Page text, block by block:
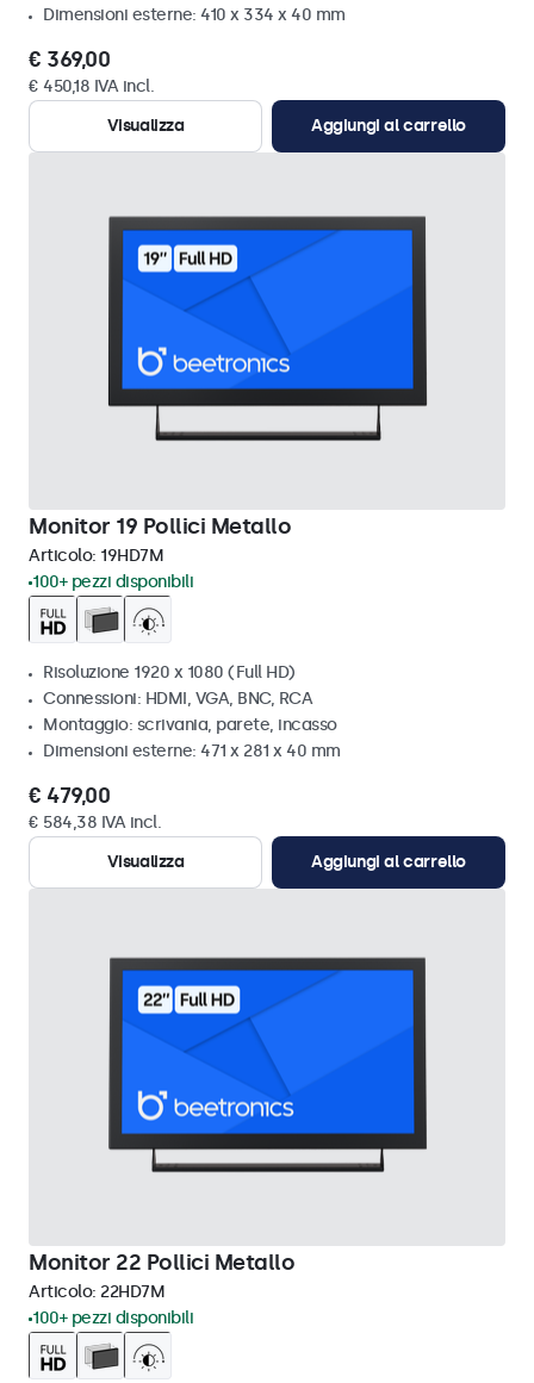
Dimensioni esterne: 410 x 334 x 40 mm
€ 369,00
€ 450,18 IVA incl.
Visualizza
Aggiungi al carrello
Monitor 19 Pollici Metallo
Articolo: 19HD7M
100+ pezzi disponibili
Risoluzione 1920 x 1080 (Full HD)
Connessioni: HDMI, VGA, BNC, RCA
Montaggio: scrivania, parete, incasso
Dimensioni esterne: 471 x 281 x 40 mm
€ 479,00
€ 584,38 IVA incl.
Visualizza
Aggiungi al carrello
Monitor 22 Pollici Metallo
Articolo: 22HD7M
100+ pezzi disponibili